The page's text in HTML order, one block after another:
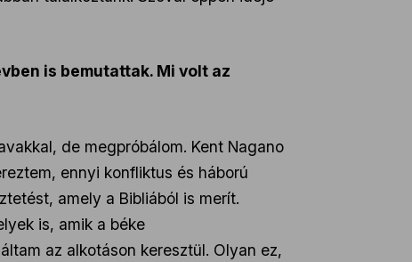
is bemutattak. Mi volt az
de megpróbálom. Kent Nagano
ennyi konfliktus és háború
amely a Bibliából is merít.
is, amik a béke
az alkotáson keresztül. Olyan ez,